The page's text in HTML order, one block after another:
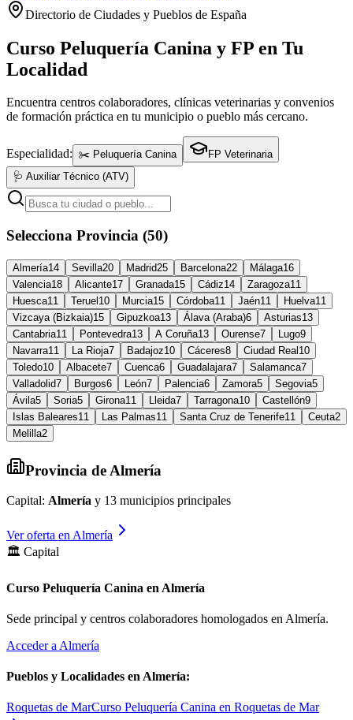
Directorio de Ciudades y Pueblos de España
Curso Peluquería Canina y FP en Tu
Localidad
Encuentra centros colaboradores, clínicas veterinarias y convenios
de formación práctica en tu municipio o pueblo más cercano.
Especialidad: ✂️ Peluquería Canina
FP Veterinaria
🩺 Auxiliar Técnico (ATV)
Selecciona Provincia (50)
Almería14 Sevilla20 Madrid25 Barcelona22 Málaga16
Valencia18 Alicante17 Granada15 Cádiz14 Zaragoza11
Huesca11 Teruel 10 Murcia15 Córdoba11 Jaén11 Huelva11
Vizcaya (Bizkaia)15 Gipuzkoa13 Álava (Araba)6 Asturias13
Cantabria11 Pontevedra13 A Coruña13 Ourense7 Lugo9
Navarra11 La Rioja7 Badajoz10 Cáceres8 Ciudad Real 10
Toledo10 Albacete7 Cuenca6 Guadalajara7 Salamanca7
Valladolid7 Burgos6 León7 Palencia6 Zamora5 Segovia5
Ávila5 Soria5 Girona11 Lleida7 Tarragona10 Castellón9
Islas Baleares11 Las Palmas11 Santa Cruz de Tenerife11 Ceuta2
Melilla2
Provincia de Almería
Capital: Almería y 13 municipios principales
Ver oferta en Almería
🏛️ Capital
Curso Peluquería Canina en Almería
Sede principal y centros colaboradores homologados en Almería.
Acceder a Almería
Pueblos y Localidades en Almería:
Roquetas de MarCurso Peluquería Canina en Roquetas de Mar